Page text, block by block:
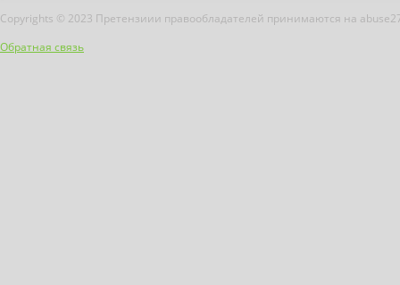
Copyrights © 2023 Претензиии правообладателей принимаются на
Обратная связь